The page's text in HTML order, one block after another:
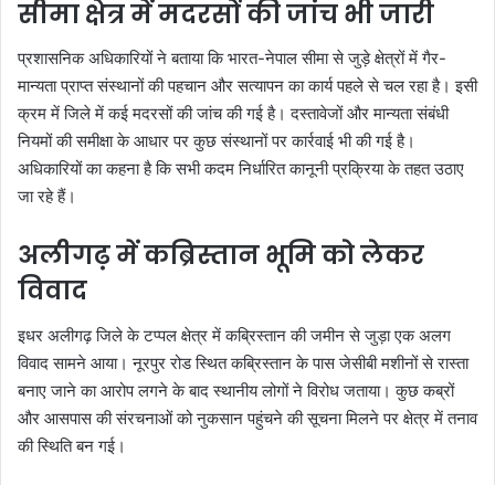
सीमा क्षेत्र में मदरसों की जांच भी जारी
प्रशासनिक अधिकारियों ने बताया कि भारत-नेपाल सीमा से जुड़े क्षेत्रों में गैर-
मान्यता प्राप्त संस्थानों की पहचान और सत्यापन का कार्य पहले से चल रहा है। इसी
क्रम में जिले में कई मदरसों की जांच की गई है। दस्तावेजों और मान्यता संबंधी
नियमों की समीक्षा के आधार पर कुछ संस्थानों पर कार्रवाई भी की गई है।
अधिकारियों का कहना है कि सभी कदम निर्धारित कानूनी प्रक्रिया के तहत उठाए
जा रहे हैं।
अलीगढ़ में कब्रिस्तान भूमि को लेकर
विवाद
इधर अलीगढ़ जिले के टप्पल क्षेत्र में कब्रिस्तान की जमीन से जुड़ा एक अलग
विवाद सामने आया। नूरपुर रोड स्थित कब्रिस्तान के पास जेसीबी मशीनों से रास्ता
बनाए जाने का आरोप लगने के बाद स्थानीय लोगों ने विरोध जताया। कुछ कब्रों
और आसपास की संरचनाओं को नुकसान पहुंचने की सूचना मिलने पर क्षेत्र में तनाव
की स्थिति बन गई।